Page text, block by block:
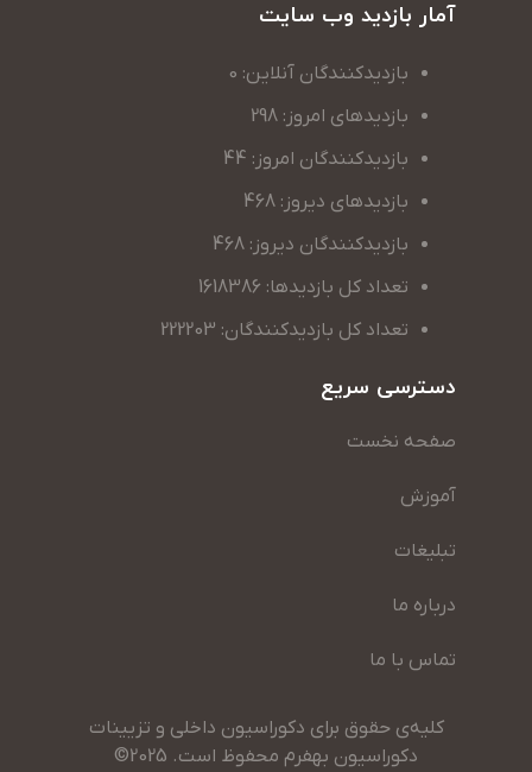
آمار بازدید وب سایت
بازدیدکنندگان آنلاین: 0
بازدیدهای امروز: 298
بازدیدکنندگان امروز: 44
بازدیدهای دیروز: 468
بازدیدکنندگان دیروز: 468
تعداد کل بازدیدها: 1618386
تعداد کل بازدیدکنندگان: 222203
دسترسی سریع
صفحه نخست
آموزش
تبلیغات
درباره ما
تماس با ما
کلیه‌ی حقوق برای دکوراسیون داخلی و تزیینات
دکوراسیون بهفرم محفوظ است. 2025©